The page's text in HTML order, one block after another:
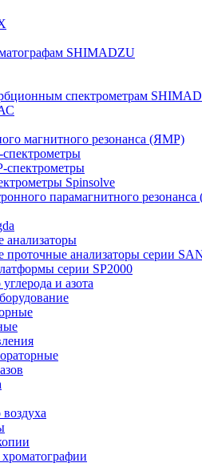
SHIMADZU
спектрометрам
магнитного резонанса (ЯМР)
Spinsolve
парамагнитного
анализаторы
проточные анализаторы серии
серии SP2000
и азота